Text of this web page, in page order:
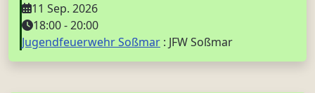
11 Sep. 2026
18:00-20:00
Jugendfeuerwehr Soßmar : JFW Soßmar